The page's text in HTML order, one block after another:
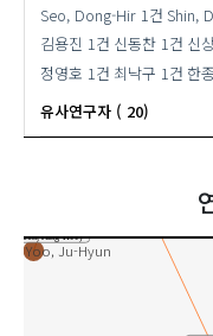
Seo, Dong-Hir 1건 Shin,
김용진 1건 신동찬 1건 신
정영호 1건 최낙구 1건 한
유사연구자 ( 20)
Yoo, Ju-Hyun
희(Yoon, Jung-Hee)
유사연구